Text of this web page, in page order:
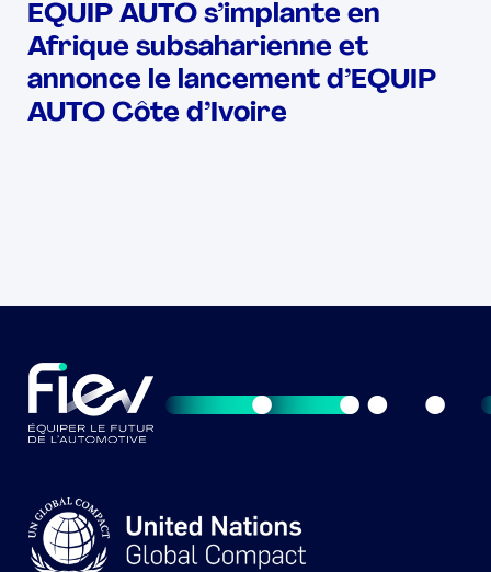
EQUIP AUTO s’implante en
Afrique subsaharienne et
annonce le lancement d’EQUIP
AUTO Côte d’Ivoire